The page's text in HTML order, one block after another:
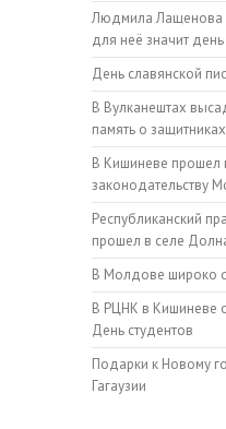
Людмила Лащенова
для неё значит
День славянской
В Вулканештах
память о
В Кишиневе прошел
законодательству
Республиканский
прошел в селе
В Молдове широко
В РЦНК в Кишиневе
День студентов
Подарки к Новому
Гагаузии